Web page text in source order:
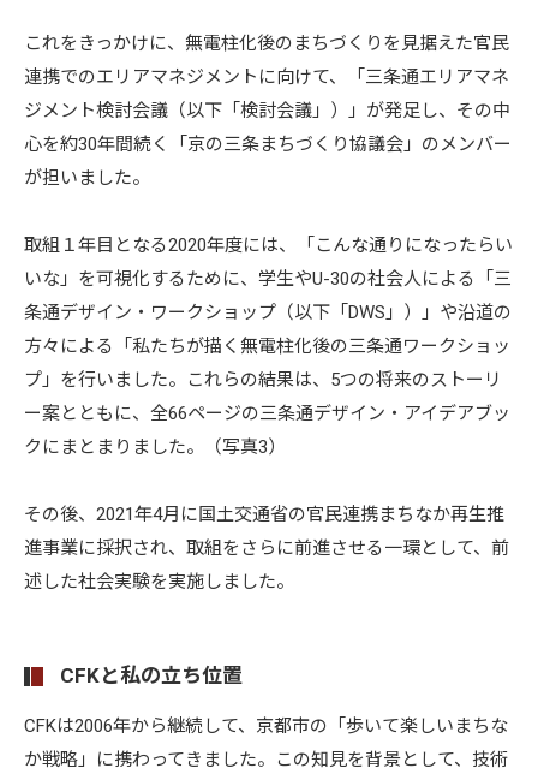
これをきっかけに、無電柱化後のまちづくりを見据えた官民
連携でのエリアマネジメントに向けて、「三条通エリアマネ
ジメント検討会議（以下「検討会議」）」が発足し、その中
心を約30年間続く「京の三条まちづくり協議会」のメンバー
が担いました。
取組１年目となる2020年度には、「こんな通りになったらい
いな」を可視化するために、学生やU-30の社会人による「三
条通デザイン・ワークショップ（以下「DWS」）」や沿道の
方々による「私たちが描く無電柱化後の三条通ワークショッ
プ」を行いました。これらの結果は、5つの将来のストーリ
ー案とともに、全66ページの三条通デザイン・アイデアブッ
クにまとまりました。（写真3）
その後、2021年4月に国土交通省の官民連携まちなか再生推
進事業に採択され、取組をさらに前進させる一環として、前
述した社会実験を実施しました。
CFKと私の立ち位置
CFKは2006年から継続して、京都市の「歩いて楽しいまちな
か戦略」に携わってきました。この知見を背景として、技術